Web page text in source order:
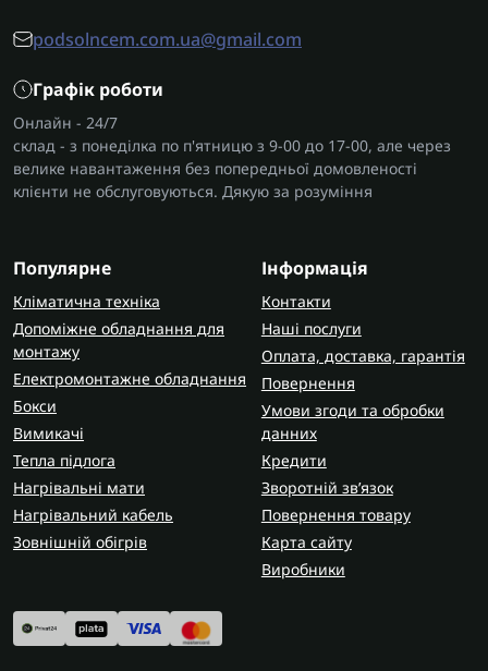
podsolncem.com.ua@gmail.com
Графік роботи
Онлайн - 24/7
склад - з понеділка по п'ятницю з 9-00 до 17-00, але через
велике навантаження без попередньої домовленості
клієнти не обслуговуються. Дякую за розуміння
Популярне
Кліматична техніка
Допоміжне обладнання для
монтажу
Електромонтажне обладнання
Бокси
Вимикачі
Тепла підлога
Нагрівальні мати
Нагрівальний кабель
Зовнішній обігрів
Інформація
Контакти
Наші послуги
Оплата, доставка, гарантія
Повернення
Умови згоди та обробки
данних
Кредити
Зворотній зв’язок
Повернення товару
Карта сайту
Виробники